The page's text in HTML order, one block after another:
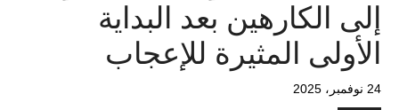
إلى الكارهين بعد البداية
الأولى المثيرة للإعجاب
24 نوفمبر، 2025